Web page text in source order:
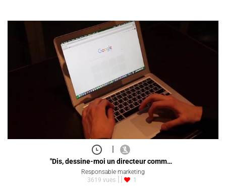
|
"Dis, dessine-moi un directeur comm…
Responsable marketing
3619 vues
1